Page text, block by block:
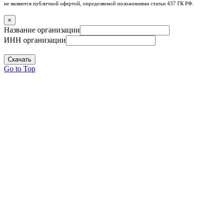
не являются публичной офертой, определяемой положениями статьи 437 ГК РФ.
×
Название организации
ИНН организации
Скачать
Go to Top